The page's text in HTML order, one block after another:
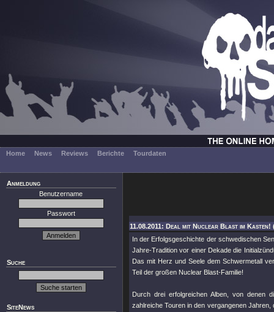
Home News Reviews Berichte Tourdaten
Anmeldung
Benutzername
Passwort
Suche
SiteNews
11.08.2011: Deal mit Nuclear Blast im
In der Erfolgsgeschichte der schwedischen
Jahre-Tradition vor einer Dekade die
Das mit Herz und Seele dem Schwermetall
Teil der großen Nuclear Blast-Familie!
Durch drei erfolgreichen Alben, von denen
zahlreiche Touren in den vergangenen